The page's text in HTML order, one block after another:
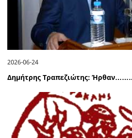
2026-06-24
Δημήτρης Τραπεζιώτης: